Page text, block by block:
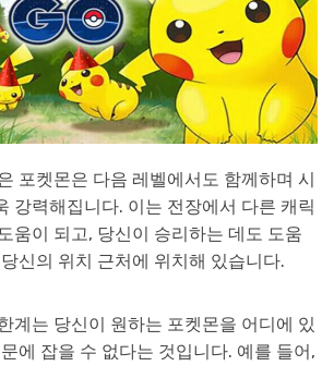
포켓몬은 다음 레벨에서도 함께하며 시
강력해집니다. 이는 전장에서 다른 캐릭
움이 되고, 당신이 승리하는 데도 도움
신의 위치 근처에 위치해 있습니다.
계는 당신이 원하는 포켓몬을 어디에 있
에 잡을 수 없다는 것입니다. 예를 들어,